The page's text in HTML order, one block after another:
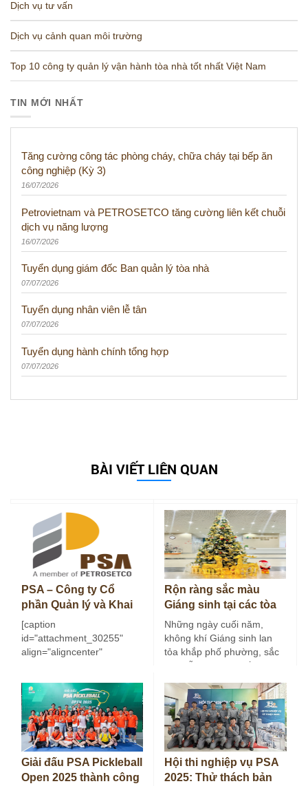
Dịch vụ tư vấn
Dịch vụ cảnh quan môi trường
Top 10 công ty quản lý vận hành tòa nhà tốt nhất Việt Nam
TIN MỚI NHẤT
Tăng cường công tác phòng cháy, chữa cháy tại bếp ăn
công nghiệp (Kỳ 3)
16/07/2026
Petrovietnam và PETROSETCO tăng cường liên kết chuỗi
dịch vụ năng lượng
16/07/2026
Tuyển dụng giám đốc Ban quản lý tòa nhà
07/07/2026
Tuyển dụng nhân viên lễ tân
07/07/2026
Tuyển dụng hành chính tổng hợp
07/07/2026
BÀI VIẾT LIÊN QUAN
PSA – Công ty Cổ
phần Quản lý và Khai
thác Tài sản Dầu khí…
[caption
id="attachment_30255"
align="aligncenter"
phần Quản lý và Khai thác
Tài sản Dầu…
Rộn ràng sắc màu
Giáng sinh tại các tòa
nhà do PSA quản lý
Những ngày cuối năm,
không khí Giáng sinh lan
tỏa khắp phố phường, sắc
màu lễ hội mang đến
Giải đấu PSA Pickleball
Open 2025 thành công
Hội thi nghiệp vụ PSA
2025: Thử thách bản